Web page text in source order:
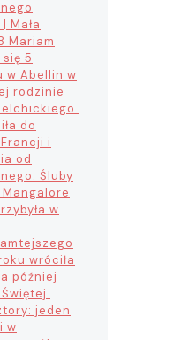
Mała
Mariam
5
w Abellin w
rodzinie
do
i
od
Śluby
Mangalore
w
wróciła
później
jeden
w